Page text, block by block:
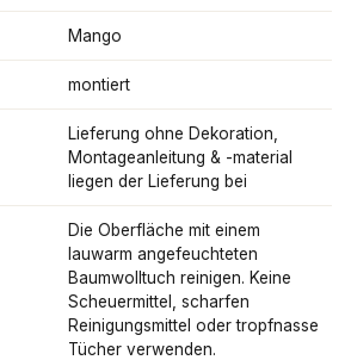
Mango
montiert
Lieferung ohne Dekoration,
Montageanleitung & -material
liegen der Lieferung bei
Die Oberfläche mit einem
lauwarm angefeuchteten
Baumwolltuch reinigen. Keine
Scheuermittel, scharfen
Reinigungsmittel oder tropfnasse
Tücher verwenden.